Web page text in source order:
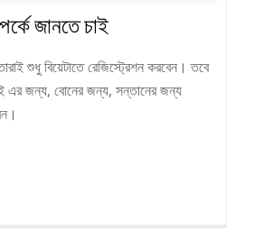
জানতে চাই
শুধু বিয়েটাতে রেজিস্ট্রেশন করবেন। তবে
এর জন্য, বোনের জন্য, সন্তানের জন্য